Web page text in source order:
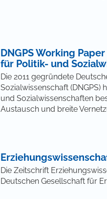
DNGPS Working
für Politik- und
Die 2011 gegründete
Sozialwissenschaft (DNGPS)
und Sozialwissenschaften
Austausch und breite
Die Zeitschrift
Deutschen Gesellschaft für